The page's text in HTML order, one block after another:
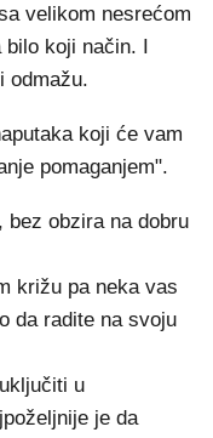
velikom nesrećom
bilo koji način. I
odmažu.
koji će vam
pomaganjem".
bez obzira na dobru
križu pa neka vas
da radite na svoju
u
je da